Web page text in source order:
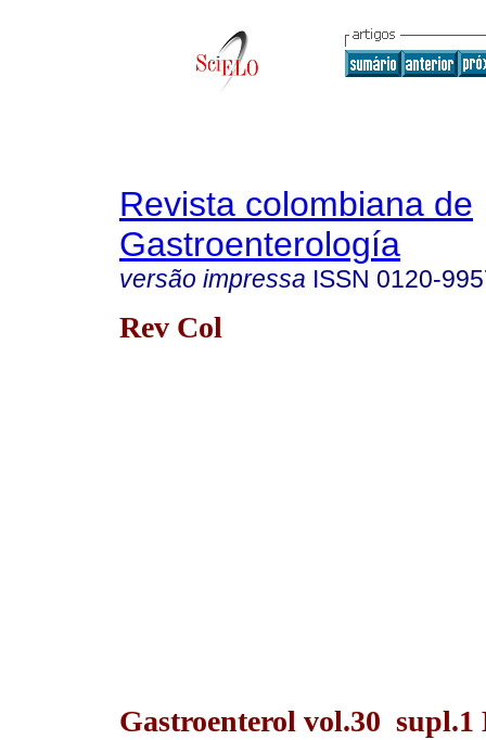
Revista colombiana de
Gastroenterología
versão impressa ISSN 0120-
Rev Col
Gastroenterol vol.30 supl.1